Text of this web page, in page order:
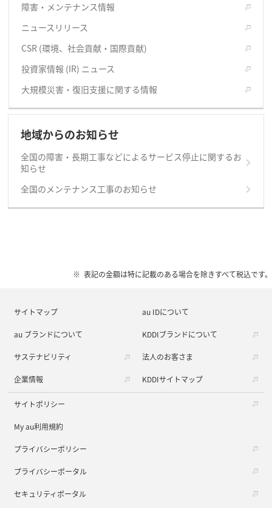
障害・メンテナンス情報
ニュースリリース
CSR (環境、社会貢献・国際貢献)
投資家情報 (IR) ニュース
大規模災害・復旧支援に関する情報
地域からのお知らせ
全国の障害・長期工事などによるサービス停止に関するお
知らせ
全国のメンテナンス工事のお知らせ
表記の金額は特に記載のある場合を除きすべて税込です。
サイトマップ au IDについて
au ブランドについて KDDIブランドについて
サステナビリティ 法人のお客さま
企業情報 KDDIサイトマップ
サイトポリシー
My au利用規約
プライバシーポリシー
プライバシーポータル
セキュリティポータル